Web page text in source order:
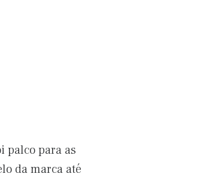
palco para as
da marca até